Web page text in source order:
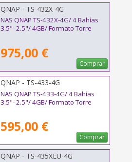
QNAP - TS-432X-4G
NAS QNAP TS-432X-4G/ 4 Bahías
3.5"- 2.5"/ 4GB/ Formato Torre
975,00 €
Comprar
QNAP - TS-433-4G
NAS QNAP TS-433-4G/ 4 Bahías
3.5"- 2.5"/ 4GB/ Formato Torre
595,00 €
Comprar
QNAP - TS-435XEU-4G